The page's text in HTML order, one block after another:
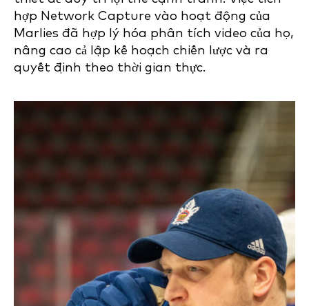
hợp Network Capture vào hoạt động của
Marlies đã hợp lý hóa phân tích video của họ,
nâng cao cả lập kế hoạch chiến lược và ra
quyết định theo thời gian thực.